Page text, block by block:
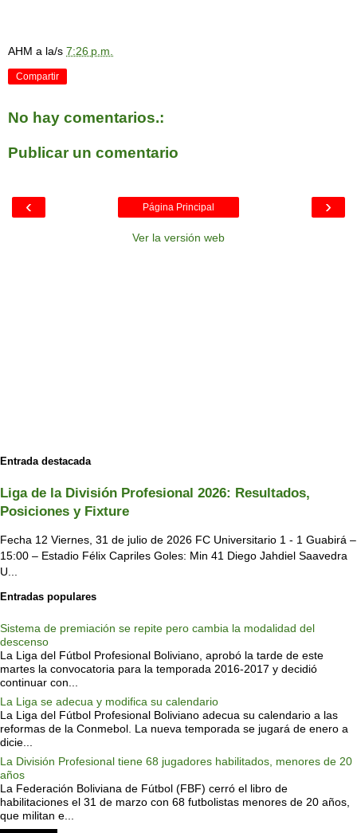
AHM a la/s 7:26 p.m.
Compartir
No hay comentarios.:
Publicar un comentario
‹ ›
Página Principal
Ver la versión web
Entrada destacada
Liga de la División Profesional 2026: Resultados,
Posiciones y Fixture
Fecha 12 Viernes, 31 de julio de 2026 FC Universitario 1 - 1 Guabirá –
15:00 – Estadio Félix Capriles Goles: Min 41 Diego Jahdiel Saavedra
U...
Entradas populares
Sistema de premiación se repite pero cambia la modalidad del
descenso
La Liga del Fútbol Profesional Boliviano, aprobó la tarde de este
martes la convocatoria para la temporada 2016-2017 y decidió
continuar con...
La Liga se adecua y modifica su calendario
La Liga del Fútbol Profesional Boliviano adecua su calendario a las
reformas de la Conmebol. La nueva temporada se jugará de enero a
dicie...
La División Profesional tiene 68 jugadores habilitados, menores de 20
años
La Federación Boliviana de Fútbol (FBF) cerró el libro de
habilitaciones el 31 de marzo con 68 futbolistas menores de 20 años,
que militan e...